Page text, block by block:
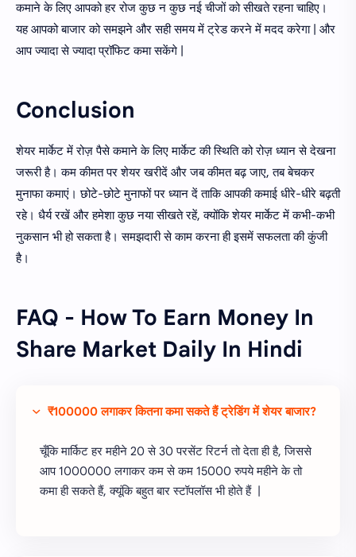
कमाने के लिए आपको हर रोज कुछ न कुछ नई चीजों को सीखते रहना चाहिए।
यह आपको बाजार को समझने और सही समय में ट्रेड करने में मदद करेगा | और
आप ज्यादा से ज्यादा प्रॉफिट कमा सकेंगे |
Conclusion
शेयर मार्केट में रोज़ पैसे कमाने के लिए मार्केट की स्थिति को रोज़ ध्यान से देखना
जरूरी है। कम कीमत पर शेयर खरीदें और जब कीमत बढ़ जाए, तब बेचकर
मुनाफा कमाएं। छोटे-छोटे मुनाफों पर ध्यान दें ताकि आपकी कमाई धीरे-धीरे बढ़ती
रहे। धैर्य रखें और हमेशा कुछ नया सीखते रहें, क्योंकि शेयर मार्केट में कभी-कभी
नुकसान भी हो सकता है। समझदारी से काम करना ही इसमें सफलता की कुंजी
है।
FAQ - How To Earn Money In
Share Market Daily In Hindi
₹100000 लगाकर कितना कमा सकते हैं ट्रेडिंग में शेयर बाजार?
चूँकि मार्किट हर महीने 20 से 30 परसेंट रिटर्न तो देता ही है, जिससे
आप 1000000 लगाकर कम से कम 15000 रुपये महीने के तो
कमा ही सकते हैं, क्यूंकि बहुत बार स्टॉपलॉस भी होते हैं |